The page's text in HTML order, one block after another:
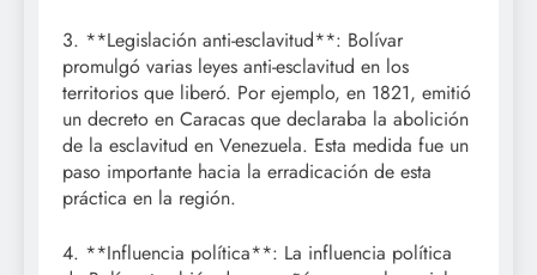
3. **Legislación anti-esclavitud**: Bolívar
promulgó varias leyes anti-esclavitud en los
territorios que liberó. Por ejemplo, en 1821, emitió
un decreto en Caracas que declaraba la abolición
de la esclavitud en Venezuela. Esta medida fue un
paso importante hacia la erradicación de esta
práctica en la región.
4. **Influencia política**: La influencia política